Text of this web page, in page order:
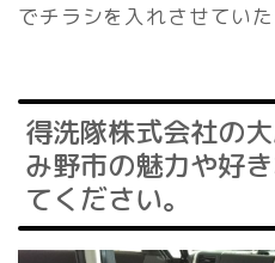
でチラシを入れさせてい
得洗隊株式会社の
み野市の魅力や好
てください。